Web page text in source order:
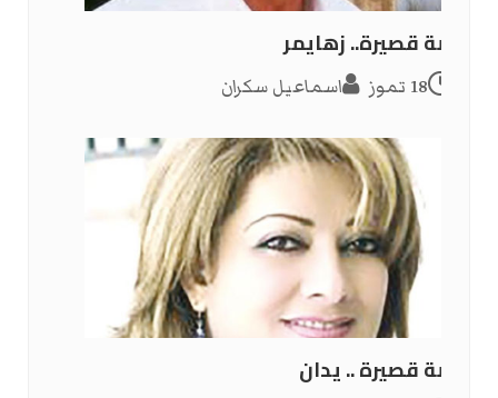
قصة قصيرة.. زهايمر
18 تموز اسماعيل سكران
قصة قصيرة .. يدان